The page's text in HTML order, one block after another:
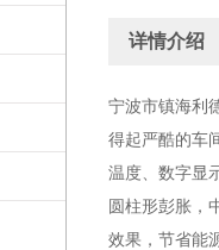
详情介绍
宁波市镇海利
得起严酷的车
温度、数字显
圆柱形彭胀，
效果，节省能